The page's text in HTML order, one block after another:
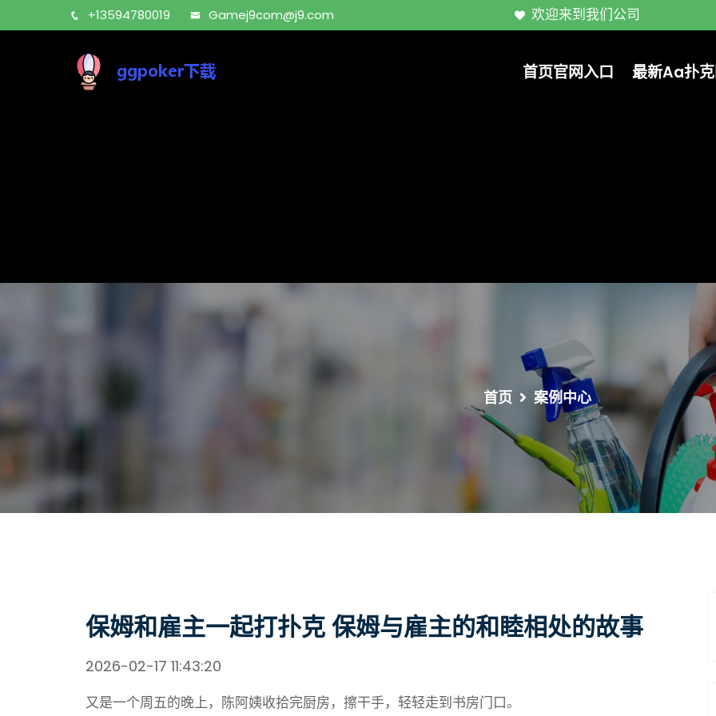
+13594780019 Gamej9com@j9.com 欢迎来到我们公司
首页官网入口 最新aa扑
首页 案例中心
保姆和雇主一起打扑克 保姆与雇主的和睦相处的故事
2026-02-17 11:43:20
又是一个周五的晚上，陈阿姨收拾完厨房，擦干手，轻轻走到书房门口。